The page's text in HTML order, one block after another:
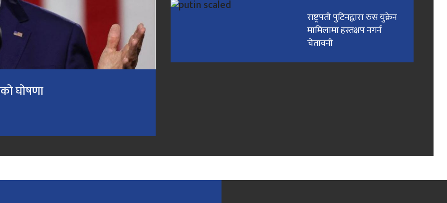
घोषणा
राष्ट्रपती पुटिनद्वारा रुस युक्रेन
मामिलामा हस्तक्षप नगर्न
चेतावनी